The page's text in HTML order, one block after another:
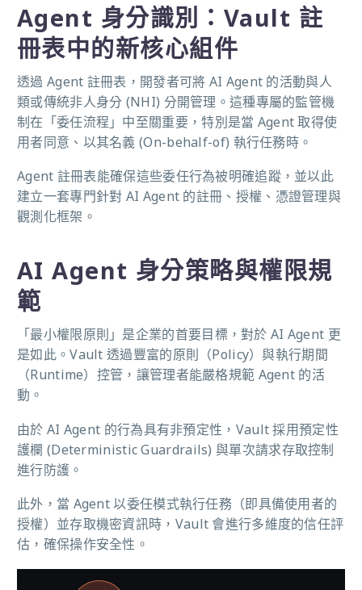
Agent 身分識別：Vault 註
冊表中的新核心組件
透過 Agent 註冊表，開發者可將 AI Agent 的活動與人
類或傳統非人身分 (NHI) 分開管理。這種專屬的監管機
制在「委任流程」中至關重要，特別是當 Agent 取得使
用者同意、以其名義 (On-behalf-of) 執行任務時。
Agent 註冊表能確保這些委任行為被明確追蹤，並以此
建立一套專門針對 AI Agent 的註冊、授權、憑證管理與
觀測化框架。
AI Agent 身分策略與權限規
範
「最小權限原則」是企業的首要目標，對於 AI Agent 更
是如此。Vault 透過豐富的原則（Policy）與執行期間
（Runtime）控管，讓管理者能嚴格規範 Agent 的活
動。
由於 AI Agent 的行為具有非預定性，Vault 採用預定性
護欄 (Deterministic Guardrails) 與單次請求存取控制
進行防護。
此外，當 Agent 以委任模式執行任務（即具備使用者的
授權）並存取機密資訊時，Vault 會進行多維度的信任評
估，確保操作安全性。